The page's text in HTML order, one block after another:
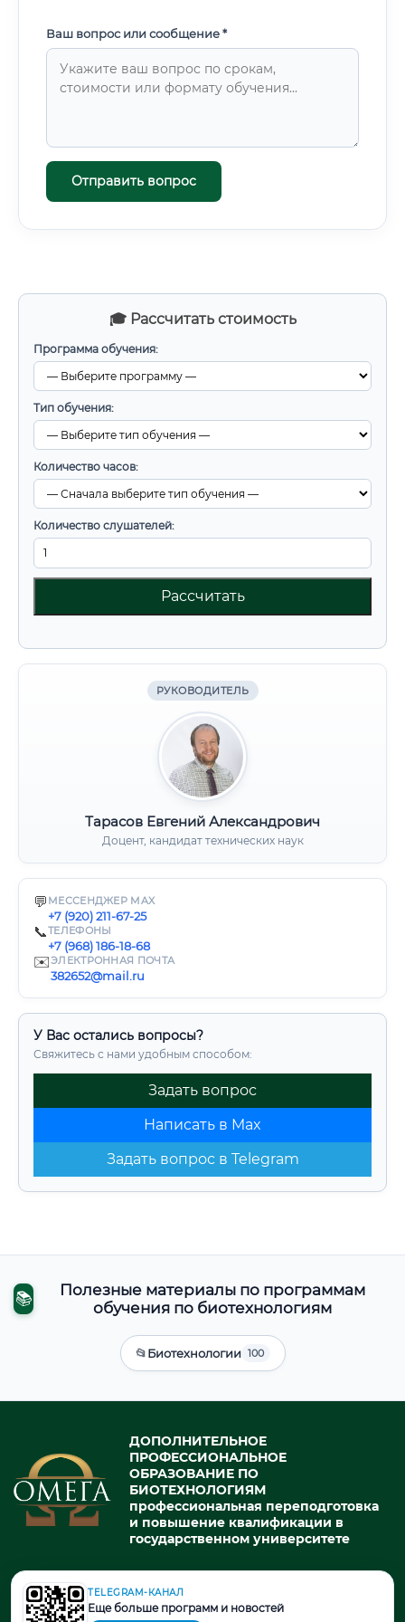
🎓 Рассчитать стоимость
Программа обучения:
Тип обучения:
Количество часов:
Количество слушателей:
Рассчитать
РУКОВОДИТЕЛЬ
Тарасов Евгений Александрович
Доцент, кандидат технических наук
💬 МЕССЕНДЖЕР MAX
+7 (920) 211-67-25
📞ТЕЛЕФОНЫ
+7 (968) 186-18-68
✉️ЭЛЕКТРОННАЯ ПОЧТА
382652@mail.ru
У Вас остались вопросы?
Свяжитесь с нами удобным способом:
Задать вопрос
Написать в Max
Задать вопрос в Telegram
Важно стать частью профессиональной экосистемы:
Вступить в Ассоциацию производственных и торговых
предприятий рыбного рынка Следить за материалами
Росрыболовства и ВНИРО Читать специализированные
издания: журнал «Рыбное хозяйство», «Аквакультура
трудоустройства При устройстве на работу
аквабиотехнолог, как и любой специалист,
предоставляет стандартный пакет документов, однако
для некоторых должностей требуются дополнительные
Ваш вопрос или сообщение *
Отправить вопрос
📚
Полезные материалы по программам
обучения по биотехнологиям
📂Биотехнологии 100
ДОПОЛНИТЕЛЬНОЕ
ПРОФЕССИОНАЛЬНОЕ
ОБРАЗОВАНИЕ ПО
БИОТЕХНОЛОГИЯМ
профессиональная переподготовка
и повышение квалификации в
государственном университете
© 2026. При использовании материалов портала активная ссылка
на источник обязательна.
TELEGRAM-КАНАЛ
Еще больше программ и новостей